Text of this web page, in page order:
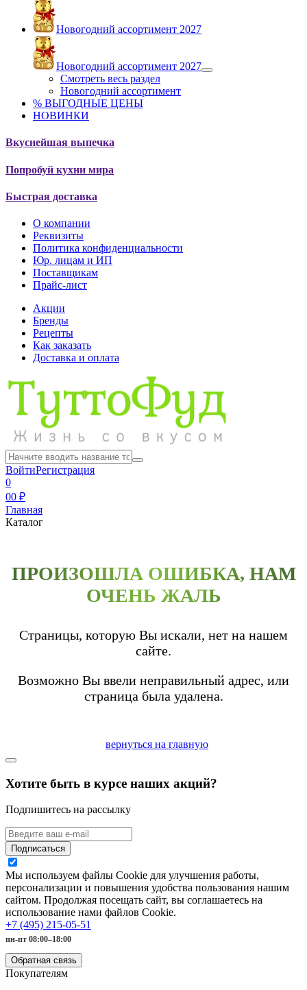
Новогодний ассортимент 2027
Новогодний ассортимент 2027
Смотреть весь раздел
Новогодний ассортимент
% ВЫГОДНЫЕ ЦЕНЫ
НОВИНКИ
Вкуснейшая выпечка
Попробуй кухни мира
Быстрая доставка
О компании
Реквизиты
Политика конфиденциальности
Юр. лицам и ИП
Поставщикам
Прайс-лист
Акции
Бренды
Рецепты
Как заказать
Доставка и оплата
ВойтиРегистрация
0
00 ₽
Главная
Каталог
ПРОИЗОШЛА ОШИБКА, НАМ
ОЧЕНЬ ЖАЛЬ
Страницы, которую Вы искали, нет на нашем
сайте.
Возможно Вы ввели неправильный адрес, или
страница была удалена.
вернуться на главную
Хотите быть в курсе наших акций?
Подпишитесь на рассылку
Подписаться
Мы используем файлы Cookie для улучшения работы,
персонализации и повышения удобства пользования нашим
сайтом. Продолжая посещать сайт, вы соглашаетесь на
использование нами файлов Cookie.
+7 (495) 215-05-51
пн-пт 08:00–18:00
Обратная связь
Покупателям